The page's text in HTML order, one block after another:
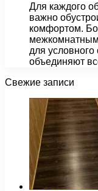
Для каждого
важно
комфортом.
для
объединяют
Свежие записи